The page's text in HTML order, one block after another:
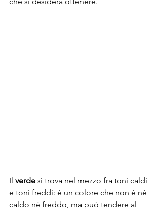
Il verde si trova nel mezzo fra toni caldi
e toni freddi: è un colore che non è né
caldo né freddo, ma può tendere al